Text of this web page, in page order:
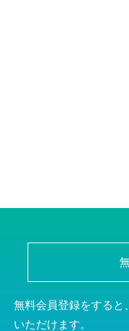
無料会員登録をすると
いただけます。